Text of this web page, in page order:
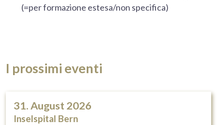
(=per formazione estesa/non specifica)
I prossimi eventi
31. August 2026
Inselspital Bern